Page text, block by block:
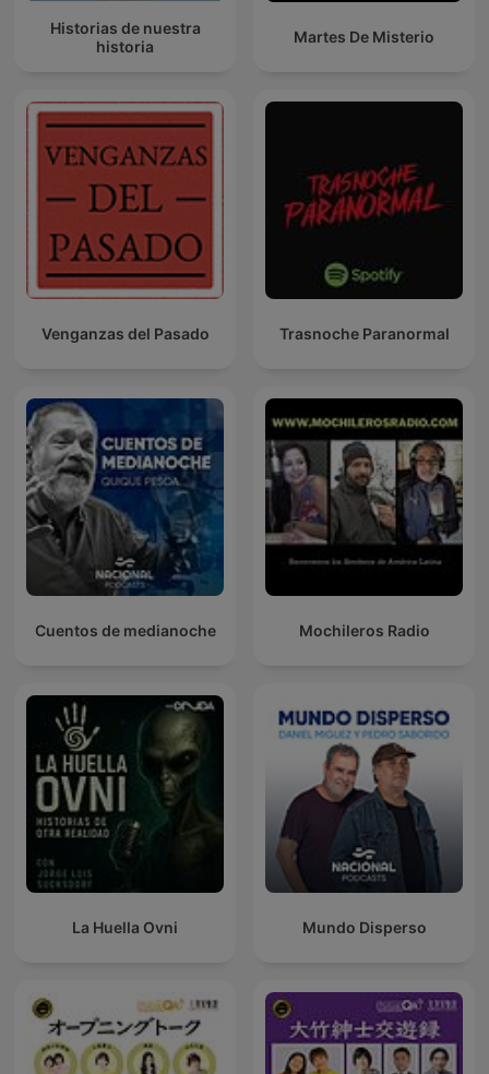
Historias de nuestra
historia
Martes De Misterio
Venganzas del Pasado Trasnoche Paranormal
Cuentos de medianoche Mochileros Radio
La Huella Ovni Mundo Disperso